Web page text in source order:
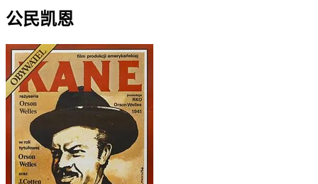
公民凯恩